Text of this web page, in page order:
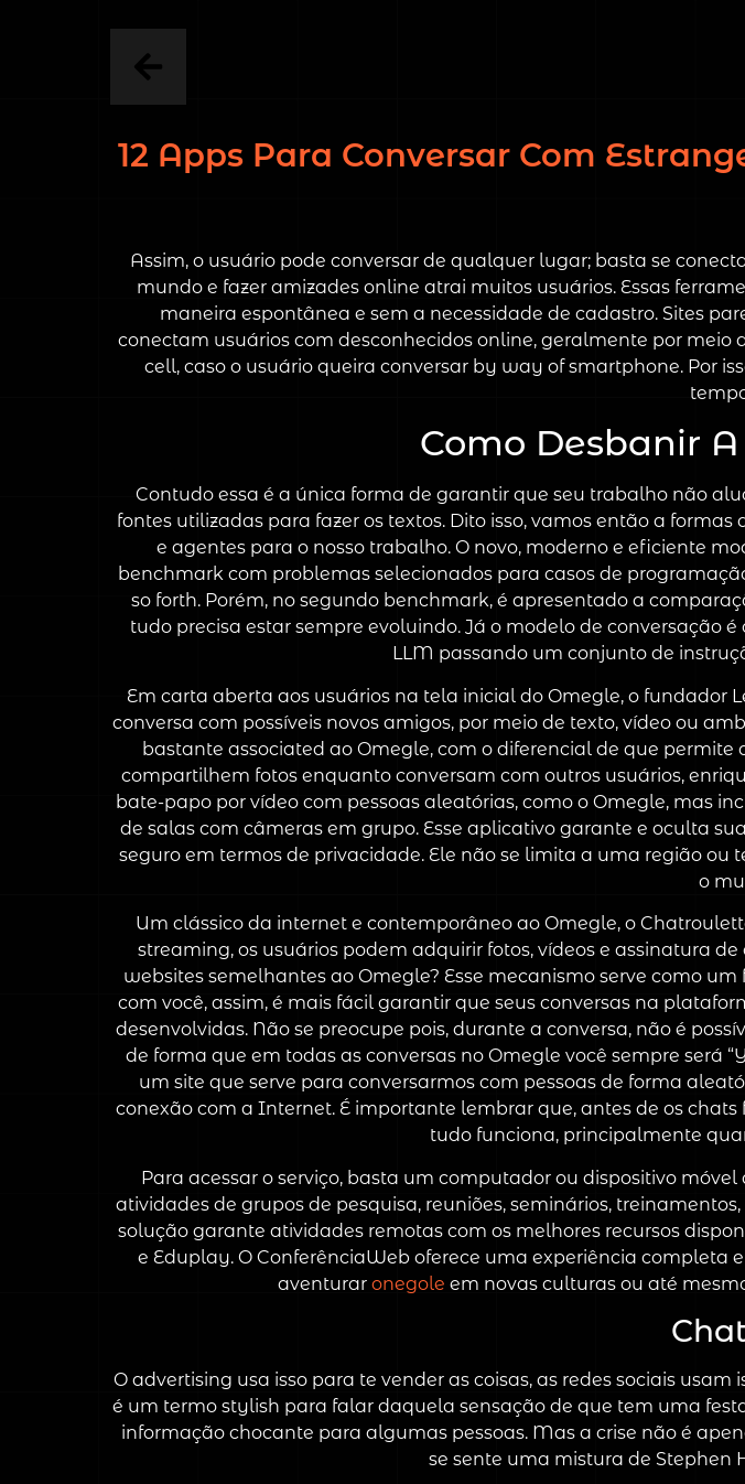
12 Apps Para Conversar Com
Assim, o usuário pode conversar de qualquer lugar; basta se
mundo e fazer amizades online atrai muitos usuários. Essas
maneira espontânea e sem a necessidade de cadastro. Sites
conectam usuários com desconhecidos online, geralmente por
cell, caso o usuário queira conversar by way of smartphone. Por
Como Desbanir
Contudo essa é a única forma de garantir que seu trabalho não
fontes utilizadas para fazer os textos. Dito isso, vamos então a
e agentes para o nosso trabalho. O novo, moderno e eficiente
benchmark com problemas selecionados para casos de
so forth. Porém, no segundo benchmark, é apresentado a
tudo precisa estar sempre evoluindo. Já o modelo de conversação
LLM passando um conjunto de
Em carta aberta aos usuários na tela inicial do Omegle, o fundador
conversa com possíveis novos amigos, por meio de texto, vídeo ou
bastante associated ao Omegle, com o diferencial de que
compartilhem fotos enquanto conversam com outros usuários,
bate-papo por vídeo com pessoas aleatórias, como o Omegle, mas
de salas com câmeras em grupo. Esse aplicativo garante e oculta
seguro em termos de privacidade. Ele não se limita a uma região ou
o
Um clássico da internet e contemporâneo ao Omegle, o
streaming, os usuários podem adquirir fotos, vídeos e assinatura
websites semelhantes ao Omegle? Esse mecanismo serve como
com você, assim, é mais fácil garantir que seus conversas na
desenvolvidas. Não se preocupe pois, durante a conversa, não é
de forma que em todas as conversas no Omegle você sempre será
um site que serve para conversarmos com pessoas de forma
conexão com a Internet. É importante lembrar que, antes de os
tudo funciona, principalmente
Para acessar o serviço, basta um computador ou dispositivo
atividades de grupos de pesquisa, reuniões, seminários,
solução garante atividades remotas com os melhores recursos
e Eduplay. O ConferênciaWeb oferece uma experiência completa
aventurar onegole em novas culturas ou até
O advertising usa isso para te vender as coisas, as redes sociais
é um termo stylish para falar daquela sensação de que tem uma
informação chocante para algumas pessoas. Mas a crise não é
se sente uma mistura de Stephen